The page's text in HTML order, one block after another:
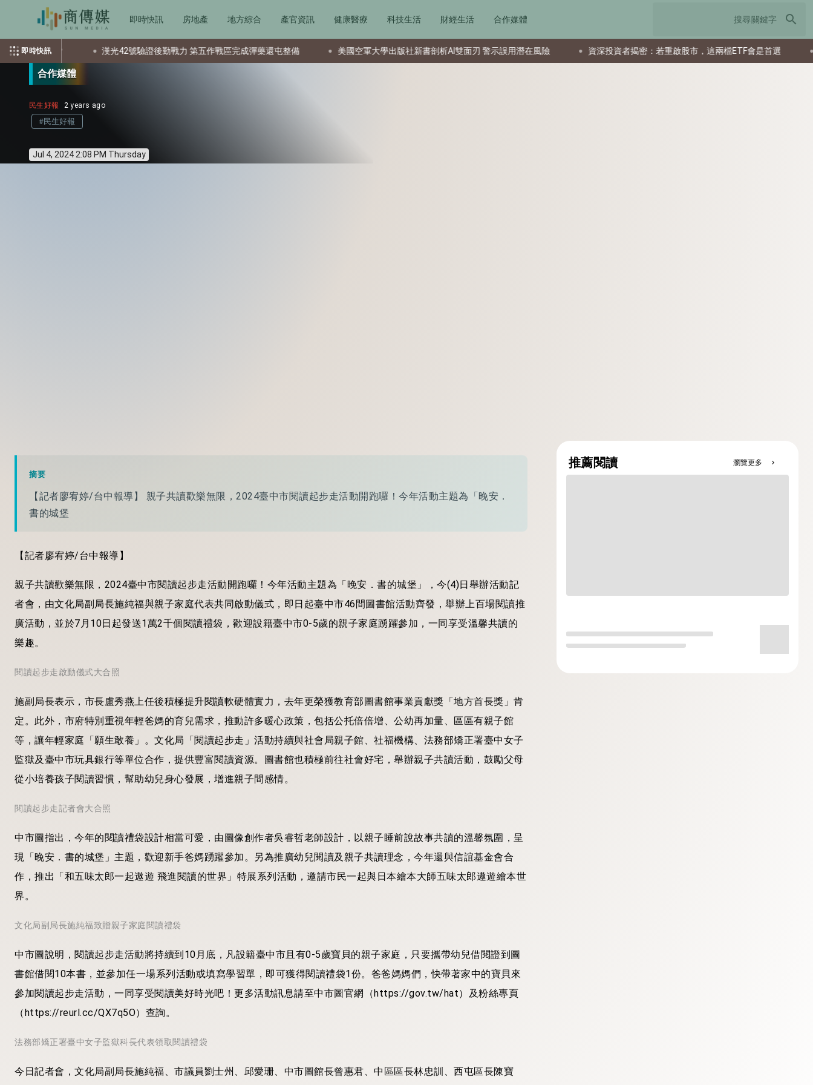
即時快訊 房地產 地方綜合 產官資訊 健康醫療 科技生活 財經生活 合作媒體 search
即時快訊
？ 漢光42號驗證後勤戰力 第五作戰區完成彈藥還屯整備 美國空軍大學出版社新書剖析AI雙面刃 警示誤用潛在風險 資深投資者揭密：若重啟股市，這兩檔ETF會是首選 父親節送
合作媒體
民生好報 2 years ago
#民生好報
Jul 4, 2024 2:08 PM Thursday
摘要
【記者廖宥婷/台中報導】 親子共讀歡樂無限，2024臺中市閱讀起步走活動開跑囉！今年活動主題為「晚安．
書的城堡
【記者廖宥婷/台中報導】
親子共讀歡樂無限，2024臺中市閱讀起步走活動開跑囉！今年活動主題為「晚安．書的城堡」，今(4)日舉辦活動記
者會，由文化局副局長施純福與親子家庭代表共同啟動儀式，即日起臺中市46間圖書館活動齊發，舉辦上百場閱讀推
廣活動，並於7月10日起發送1萬2千個閱讀禮袋，歡迎設籍臺中市0-5歲的親子家庭踴躍參加，一同享受溫馨共讀的
樂趣。
閱讀起步走啟動儀式大合照
施副局長表示，市長盧秀燕上任後積極提升閱讀軟硬體實力，去年更榮獲教育部圖書館事業貢獻獎「地方首長獎」肯
定。此外，市府特別重視年輕爸媽的育兒需求，推動許多暖心政策，包括公托倍倍增、公幼再加量、區區有親子館
等，讓年輕家庭「願生敢養」。文化局「閱讀起步走」活動持續與社會局親子館、社福機構、法務部矯正署臺中女子
監獄及臺中市玩具銀行等單位合作，提供豐富閱讀資源。圖書館也積極前往社會好宅，舉辦親子共讀活動，鼓勵父母
從小培養孩子閱讀習慣，幫助幼兒身心發展，增進親子間感情。
閱讀起步走記者會大合照
中市圖指出，今年的閱讀禮袋設計相當可愛，由圖像創作者吳睿哲老師設計，以親子睡前說故事共讀的溫馨氛圍，呈
現「晚安．書的城堡」主題，歡迎新手爸媽踴躍參加。另為推廣幼兒閱讀及親子共讀理念，今年還與信誼基金會合
作，推出「和五味太郎一起遨遊 飛進閱讀的世界」特展系列活動，邀請市民一起與日本繪本大師五味太郎遨遊繪本世
界。
文化局副局長施純福致贈親子家庭閱讀禮袋
中市圖說明，閱讀起步走活動將持續到10月底，凡設籍臺中市且有0-5歲寶貝的親子家庭，只要攜帶幼兒借閱證到圖
書館借閱10本書，並參加任一場系列活動或填寫學習單，即可獲得閱讀禮袋1份。爸爸媽媽們，快帶著家中的寶貝來
參加閱讀起步走活動，一同享受閱讀美好時光吧！更多活動訊息請至中市圖官網（https://gov.tw/hat）及粉絲專頁
（https://reurl.cc/QX7q5O）查詢。
法務部矯正署臺中女子監獄科長代表領取閱讀禮袋
今日記者會，文化局副局長施純福、市議員劉士州、邱愛珊、中市圖館長曾惠君、中區區長林忠訓、西屯區長陳寶
推薦閱讀 瀏覽更多 chevron_right